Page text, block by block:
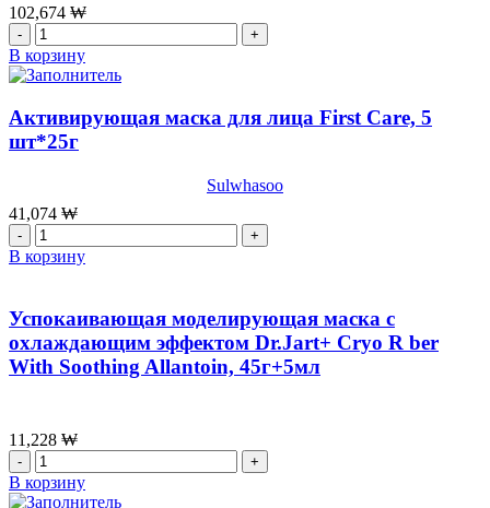
First
Geniture
Emulsion,150
мл
102,674 ₩
Количество
товара
Концентрированная
Concentrated
Ginseng
20
мл
В корзину
Активирующая маска для лица First Care, 5
шт*25г
Sulwhasoo
41,074 ₩
Количество
товара
Активирующая
лица
First
Care,
В корзину
Успокаивающая моделирующая маска с
охлаждающим эффектом Dr.Jart+ Cryo R ber
With Soothing Allantoin, 45г+5мл
11,228 ₩
Количество
товара
Успокаивающая
В корзину